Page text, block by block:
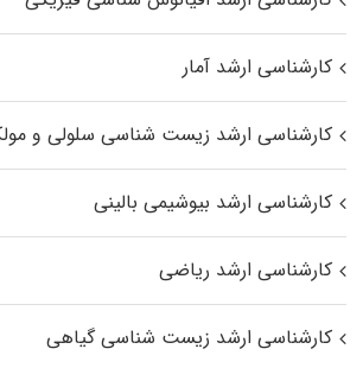
کارشناسی ارشد آمار
کارشناسی ارشد زیست شناسی سلولی و
کارشناسی ارشد بیوشیمی بالینی
کارشناسی ارشد ریاضی
کارشناسی ارشد زیست‌ شناسی گیاهی